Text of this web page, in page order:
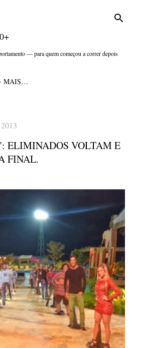
— para quem começou a correr depois
MAIS…
ELIMINADOS VOLTAM E
FINAL.